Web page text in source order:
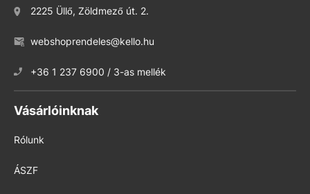
2225 Üllő, Zöldmező út. 2.
webshoprendeles@kello.hu
+36 1 237 6900 / 3-as mellék
Vásárlóinknak
Rólunk
ÁSZF